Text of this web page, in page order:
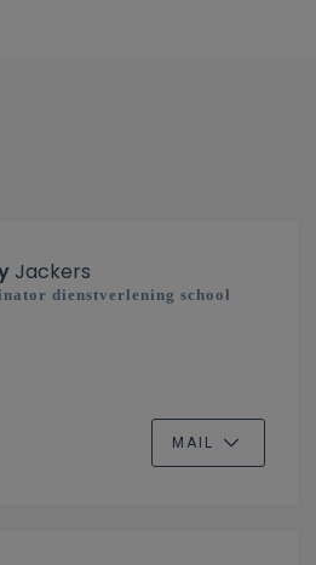
Jackers
dienstverlening school
MAIL